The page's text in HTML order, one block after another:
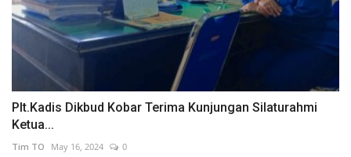
Plt.Kadis Dikbud Kobar Terima Kunjungan Silaturahmi
Ketua...
Tim TO May 16, 2024 0